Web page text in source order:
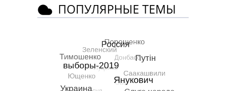
ПОПУЛЯРНЫЕ ТЕМЫ